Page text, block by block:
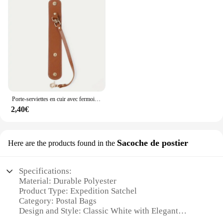
Porte-serviettes en cuir avec fermoir pour femme, sangle isotholder vintage, sac à main, chapeau, camping en plein air
2,40€
Here are the products found in the Sacoche de postier
Specifications:
Material: Durable Polyester
Product Type: Expedition Satchel
Category: Postal Bags
Design and Style: Classic White with Elegant